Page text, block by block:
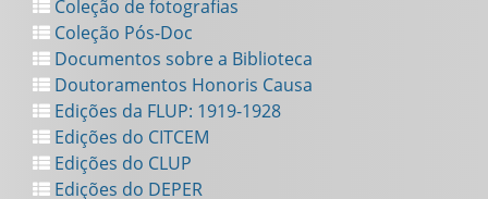
Coleção de fotografias
Coleção Pós-Doc
Documentos sobre a Biblioteca
Doutoramentos Honoris Causa
Edições da FLUP: 1919-1928
Edições do CITCEM
Edições do CLUP
Edições do DEPER